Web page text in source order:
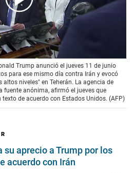
Trump anunció el jueves 11 de junio
para ese mismo día contra Irán y evocó
niveles" en Teherán. La agencia de
fuente anónima, afirmó el jueves que
de acuerdo con Estados Unidos. (AFP)
su aprecio a Trump por los
acuerdo con Irán